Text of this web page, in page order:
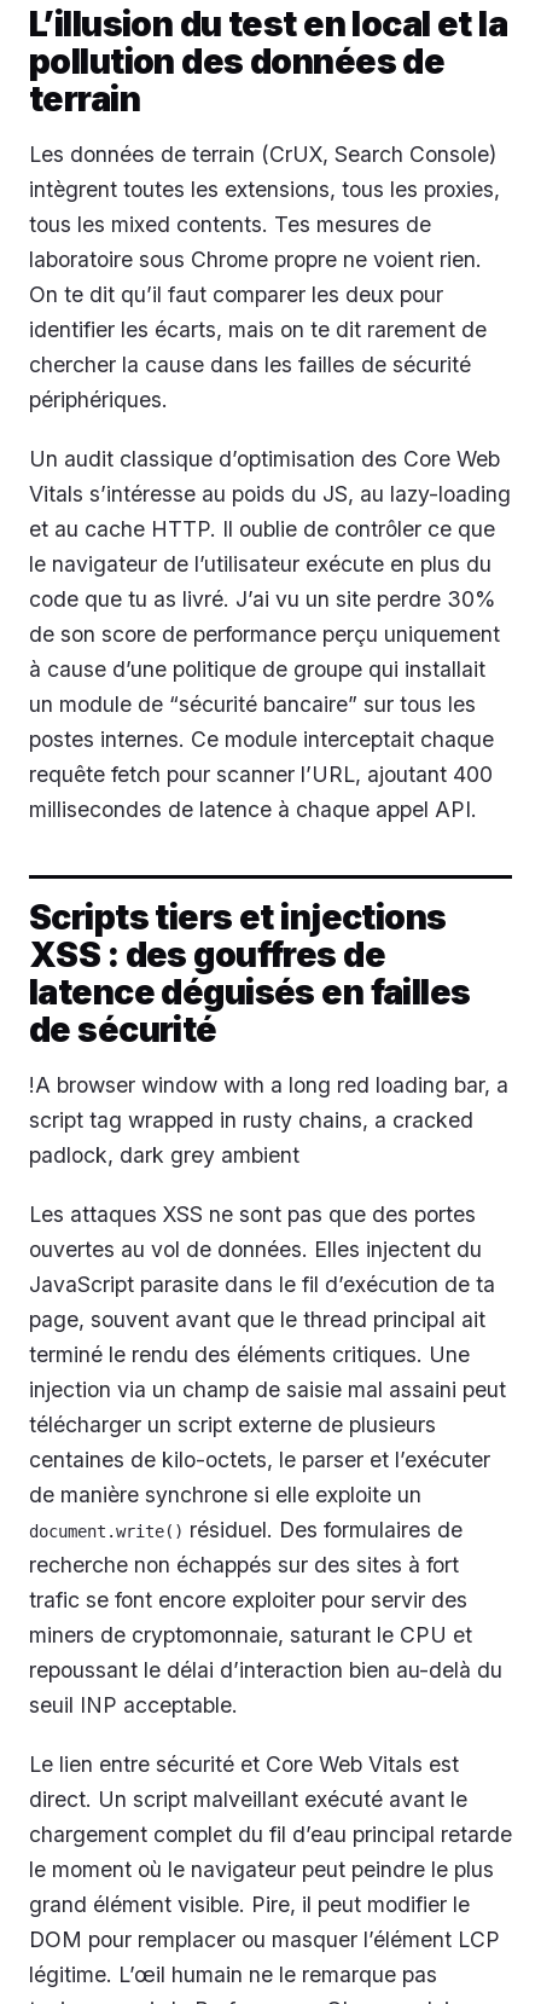
L’illusion du test en local et la
pollution des données de
terrain
Les données de terrain (CrUX, Search Console)
intègrent toutes les extensions, tous les proxies,
tous les mixed contents. Tes mesures de
laboratoire sous Chrome propre ne voient rien.
On te dit qu’il faut comparer les deux pour
identifier les écarts, mais on te dit rarement de
chercher la cause dans les failles de sécurité
périphériques.
Un audit classique d’optimisation des Core Web
Vitals s’intéresse au poids du JS, au lazy-loading
et au cache HTTP. Il oublie de contrôler ce que
le navigateur de l’utilisateur exécute en plus du
code que tu as livré. J’ai vu un site perdre 30%
de son score de performance perçu uniquement
à cause d’une politique de groupe qui installait
un module de “sécurité bancaire” sur tous les
postes internes. Ce module interceptait chaque
requête fetch pour scanner l’URL, ajoutant 400
millisecondes de latence à chaque appel API.
Scripts tiers et injections
XSS : des gouffres de
latence déguisés en failles
de sécurité
!A browser window with a long red loading bar, a
script tag wrapped in rusty chains, a cracked
padlock, dark grey ambient
Les attaques XSS ne sont pas que des portes
ouvertes au vol de données. Elles injectent du
JavaScript parasite dans le fil d’exécution de ta
page, souvent avant que le thread principal ait
terminé le rendu des éléments critiques. Une
injection via un champ de saisie mal assaini peut
télécharger un script externe de plusieurs
centaines de kilo-octets, le parser et l’exécuter
de manière synchrone si elle exploite un
document.write() résiduel. Des formulaires de
recherche non échappés sur des sites à fort
trafic se font encore exploiter pour servir des
miners de cryptomonnaie, saturant le CPU et
repoussant le délai d’interaction bien au-delà du
seuil INP acceptable.
Le lien entre sécurité et Core Web Vitals est
direct. Un script malveillant exécuté avant le
chargement complet du fil d’eau principal retarde
le moment où le navigateur peut peindre le plus
grand élément visible. Pire, il peut modifier le
DOM pour remplacer ou masquer l’élément LCP
légitime. L’œil humain ne le remarque pas